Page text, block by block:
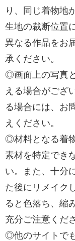
り、同じ着物地
生地の裁断位置
異なる作品をお
承ください。
◎画面上の写真
える場合がござ
る場合には、お
えください。
◎材料となる着
素材を特定でき
い。また、十分
た後にリメイク
ると色落ち、縮
充分ご注意くだ
◎他のサイトで